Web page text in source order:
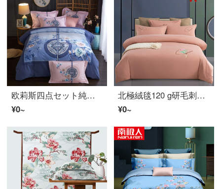
欧莉斯四点セット純コットン生态磨毛中国式ベッド上用品中国風秋冬新商品全コットンシーベルト布団カーバー酔った清風1.8-2 mベッド(220*240 cm布団カーバー)
¥0~
北極絨毯120 g研毛刺繍中国風シリーズ四点セット軽奢国潮紫陽花両面用布団カバー同項ピロケムセットセットセットセット
¥0~